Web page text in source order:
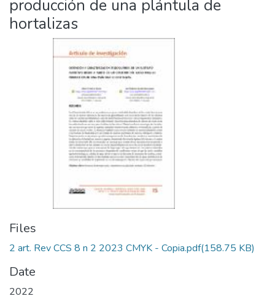
producción de una plántula de
hortalizas
Files
2 art. Rev CCS 8 n 2 2023 CMYK - Copia.pdf(158.75 KB)
Date
2022